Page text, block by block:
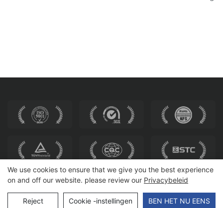
Copyright © 2026 HEWEI ZITTEN | Sitemap
We use cookies to ensure that we give you the best experience
on and off our website. please review our Privacybeleid
Reject Cookie -instellingen BEN HET NU EENS